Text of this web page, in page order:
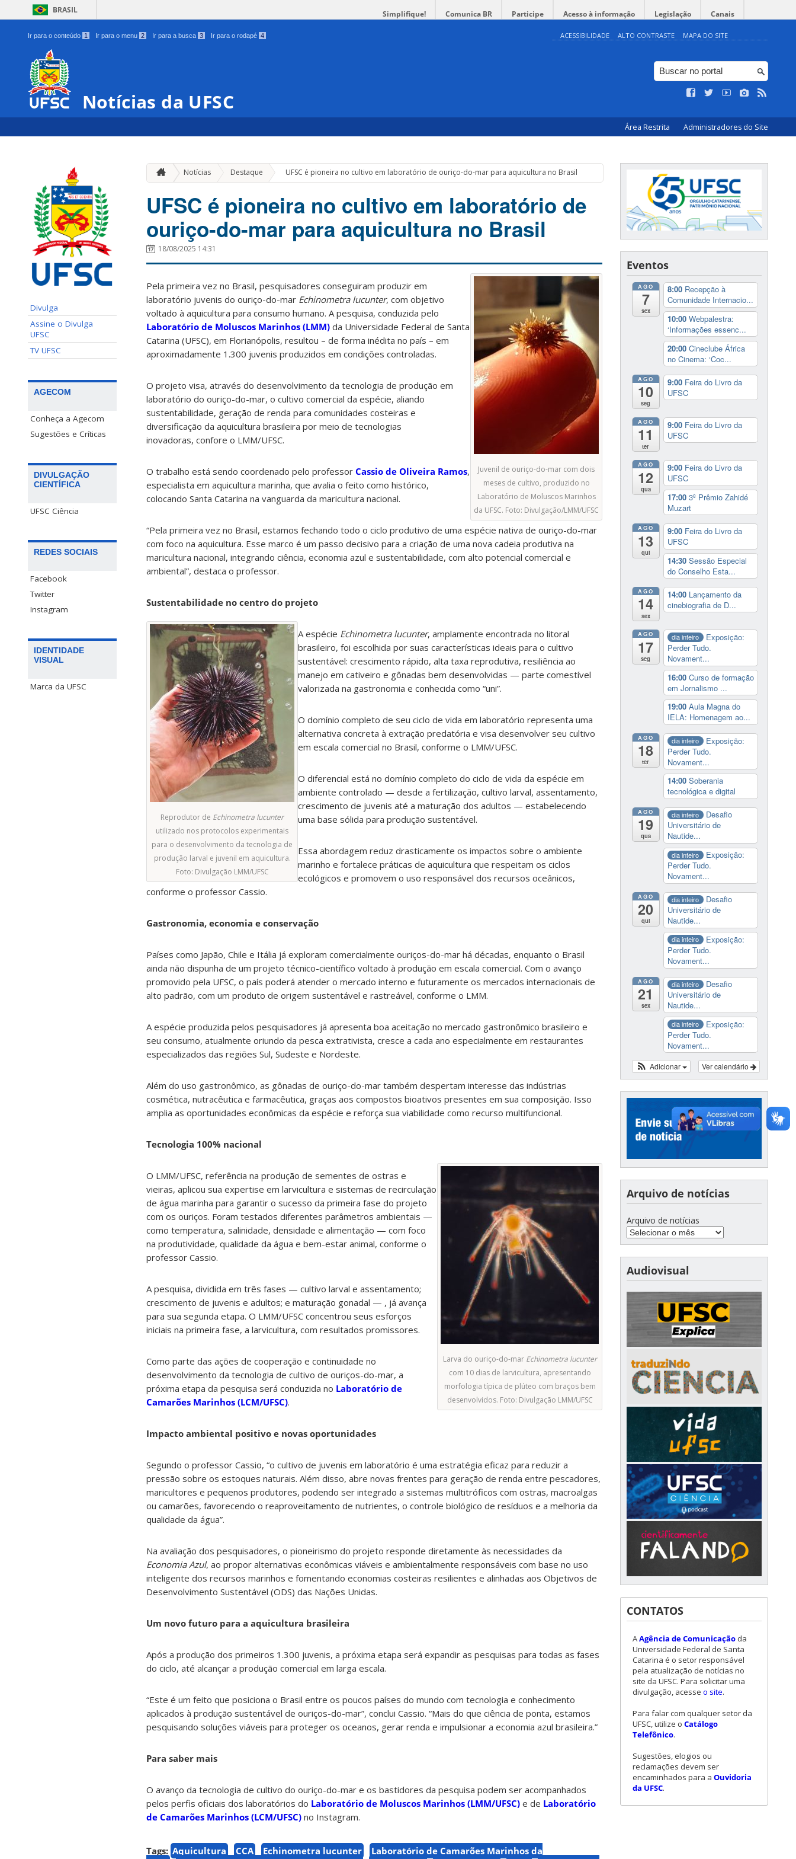
BRASIL Simplifique! Comunica BR Participe Acesso à informação Legislação Canais
Ir para o conteúdo 1 Ir para o menu 2 Ir para a busca 3 Ir para o rodapé 4 ACESSIBILIDADE ALTO CONTRASTE MAPA DO SITE
Notícias da UFSC
Área Restrita Administradores do Site
Divulga
Assine o Divulga
UFSC
TV UFSC
AGECOM
Conheça a Agecom
Sugestões e Críticas
DIVULGAÇÃO
CIENTÍFICA
UFSC Ciência
REDES SOCIAIS
Facebook
Twitter
Instagram
IDENTIDADE
VISUAL
Marca da UFSC
Notícias Destaque » UFSC é pioneira no cultivo em laboratório de ouriço-do-mar para aquicultura no Brasil
UFSC é pioneira no cultivo em laboratório de
ouriço-do-mar para aquicultura no Brasil
18/08/2025 14:31
Juvenil de ouriço-do-mar com dois
meses de cultivo, produzido no
Laboratório de Moluscos Marinhos
da UFSC. Foto: Divulgação/LMM/UFSC
Pela primeira vez no Brasil, pesquisadores conseguiram produzir em
laboratório juvenis do ouriço-do-mar Echinometra lucunter, com objetivo
voltado à aquicultura para consumo humano. A pesquisa, conduzida pelo
Laboratório de Moluscos Marinhos (LMM) da Universidade Federal de Santa
Catarina (UFSC), em Florianópolis, resultou – de forma inédita no país – em
aproximadamente 1.300 juvenis produzidos em condições controladas.
O projeto visa, através do desenvolvimento da tecnologia de produção em
laboratório do ouriço-do-mar, o cultivo comercial da espécie, aliando
sustentabilidade, geração de renda para comunidades costeiras e
diversificação da aquicultura brasileira por meio de tecnologias
inovadoras, confore o LMM/UFSC.
O trabalho está sendo coordenado pelo professor Cassio de Oliveira Ramos,
especialista em aquicultura marinha, que avalia o feito como histórico,
colocando Santa Catarina na vanguarda da maricultura nacional.
“Pela primeira vez no Brasil, estamos fechando todo o ciclo produtivo de uma espécie nativa de ouriço-do-mar
com foco na aquicultura. Esse marco é um passo decisivo para a criação de uma nova cadeia produtiva na
maricultura nacional, integrando ciência, economia azul e sustentabilidade, com alto potencial comercial e
ambiental”, destaca o professor.
Sustentabilidade no centro do projeto
Reprodutor de Echinometra lucunter
utilizado nos protocolos experimentais
para o desenvolvimento da tecnologia de
produção larval e juvenil em aquicultura.
Foto: Divulgação LMM/UFSC
A espécie Echinometra lucunter, amplamente encontrada no litoral
brasileiro, foi escolhida por suas características ideais para o cultivo
sustentável: crescimento rápido, alta taxa reprodutiva, resiliência ao
manejo em cativeiro e gônadas bem desenvolvidas — parte comestível
valorizada na gastronomia e conhecida como “uni”.
O domínio completo de seu ciclo de vida em laboratório representa uma
alternativa concreta à extração predatória e visa desenvolver seu cultivo
em escala comercial no Brasil, conforme o LMM/UFSC.
O diferencial está no domínio completo do ciclo de vida da espécie em
ambiente controlado — desde a fertilização, cultivo larval, assentamento,
crescimento de juvenis até a maturação dos adultos — estabelecendo
uma base sólida para produção sustentável.
Essa abordagem reduz drasticamente os impactos sobre o ambiente
marinho e fortalece práticas de aquicultura que respeitam os ciclos
ecológicos e promovem o uso responsável dos recursos oceânicos,
conforme o professor Cassio.
Gastronomia, economia e conservação
Países como Japão, Chile e Itália já exploram comercialmente ouriços-do-mar há décadas, enquanto o Brasil
ainda não dispunha de um projeto técnico-científico voltado à produção em escala comercial. Com o avanço
promovido pela UFSC, o país poderá atender o mercado interno e futuramente os mercados internacionais de
alto padrão, com um produto de origem sustentável e rastreável, conforme o LMM.
A espécie produzida pelos pesquisadores já apresenta boa aceitação no mercado gastronômico brasileiro e
seu consumo, atualmente oriundo da pesca extrativista, cresce a cada ano especialmente em restaurantes
especializados das regiões Sul, Sudeste e Nordeste.
Além do uso gastronômico, as gônadas de ouriço-do-mar também despertam interesse das indústrias
cosmética, nutracêutica e farmacêutica, graças aos compostos bioativos presentes em sua composição. Isso
amplia as oportunidades econômicas da espécie e reforça sua viabilidade como recurso multifuncional.
Tecnologia 100% nacional
Larva do ouriço-do-mar Echinometra lucunter
com 10 dias de larvicultura, apresentando
morfologia típica de plúteo com braços bem
desenvolvidos. Foto: Divulgação LMM/UFSC
O LMM/UFSC, referência na produção de sementes de ostras e
vieiras, aplicou sua expertise em larvicultura e sistemas de recirculação
de água marinha para garantir o sucesso da primeira fase do projeto
com os ouriços. Foram testados diferentes parâmetros ambientais —
como temperatura, salinidade, densidade e alimentação — com foco
na produtividade, qualidade da água e bem-estar animal, conforme o
professor Cassio.
A pesquisa, dividida em três fases — cultivo larval e assentamento;
crescimento de juvenis e adultos; e maturação gonadal — , já avança
para sua segunda etapa. O LMM/UFSC concentrou seus esforços
iniciais na primeira fase, a larvicultura, com resultados promissores.
Como parte das ações de cooperação e continuidade no
desenvolvimento da tecnologia de cultivo de ouriços-do-mar, a
próxima etapa da pesquisa será conduzida no Laboratório de
Camarões Marinhos (LCM/UFSC).
Impacto ambiental positivo e novas oportunidades
Segundo o professor Cassio, “o cultivo de juvenis em laboratório é uma estratégia eficaz para reduzir a
pressão sobre os estoques naturais. Além disso, abre novas frentes para geração de renda entre pescadores,
maricultores e pequenos produtores, podendo ser integrado a sistemas multitróficos com ostras, macroalgas
ou camarões, favorecendo o reaproveitamento de nutrientes, o controle biológico de resíduos e a melhoria da
qualidade da água”.
Na avaliação dos pesquisadores, o pioneirismo do projeto responde diretamente às necessidades da
Economia Azul, ao propor alternativas econômicas viáveis e ambientalmente responsáveis com base no uso
inteligente dos recursos marinhos e fomentando economias costeiras resilientes e alinhadas aos Objetivos de
Desenvolvimento Sustentável (ODS) das Nações Unidas.
Um novo futuro para a aquicultura brasileira
Após a produção dos primeiros 1.300 juvenis, a próxima etapa será expandir as pesquisas para todas as fases
do ciclo, até alcançar a produção comercial em larga escala.
“Este é um feito que posiciona o Brasil entre os poucos países do mundo com tecnologia e conhecimento
aplicados à produção sustentável de ouriços-do-mar”, conclui Cassio. “Mais do que ciência de ponta, estamos
pesquisando soluções viáveis para proteger os oceanos, gerar renda e impulsionar a economia azul brasileira.”
Para saber mais
O avanço da tecnologia de cultivo do ouriço-do-mar e os bastidores da pesquisa podem ser acompanhados
pelos perfis oficiais dos laboratórios do Laboratório de Moluscos Marinhos (LMM/UFSC) e de Laboratório
de Camarões Marinhos (LCM/UFSC) no Instagram.
Tags: Aquicultura CCA Echinometra lucunter
Laboratório de Camarões Marinhos da
Eventos
AGO
7
sex
8:00 Recepção à
Comunidade Internacio...
10:00 Webpalestra:
‘Informações essenc...
20:00 Cineclube África
no Cinema: ‘Coc...
AGO
10
seg
9:00 Feira do Livro da
UFSC
AGO
11
ter
9:00 Feira do Livro da
UFSC
AGO
12
qua
9:00 Feira do Livro da
UFSC
17:00 3º Prêmio Zahidé
Muzart
AGO
13
qui
9:00 Feira do Livro da
UFSC
14:30 Sessão Especial
do Conselho Esta...
AGO
14
sex
14:00 Lançamento da
cinebiografia de D...
AGO
17
seg
dia inteiro
Exposição:
Perder Tudo.
Novament...
16:00 Curso de formação
em Jornalismo ...
19:00 Aula Magna do
IELA: Homenagem ao...
AGO
18
ter
dia inteiro
Exposição:
Perder Tudo.
Novament...
14:00 Soberania
tecnológica e digital
AGO
19
qua
dia inteiro
Desafio
Universitário de
Nautide...
dia inteiro
Exposição:
Perder Tudo.
Novament...
AGO
20
qui
dia inteiro
Desafio
Universitário de
Nautide...
dia inteiro
Exposição:
Perder Tudo.
Novament...
AGO
21
sex
dia inteiro
Desafio
Universitário de
Nautide...
dia inteiro
Exposição:
Perder Tudo.
Novament...
Ver calendário
Adicionar
Arquivo de notícias
Arquivo de notícias
Audiovisual
CONTATOS
AAgência de Comunicação da
Universidade Federal de Santa
Catarina é o setor responsável
pela atualização de notícias no
site da UFSC. Para solicitar uma
divulgação, acesse o site.
Para falar com qualquer setor da
UFSC, utilize o Catálogo
Telefônico.
Sugestões, elogios ou
reclamações devem ser
encaminhados para a Ouvidoria
da UFSC.